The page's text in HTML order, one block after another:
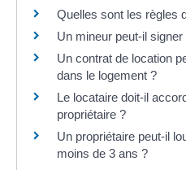
Quelles sont les règles
Un mineur peut-il
Un contrat de location
dans le logement ?
Le locataire doit-il
propriétaire ?
Un propriétaire peut-il
moins de 3 ans ?